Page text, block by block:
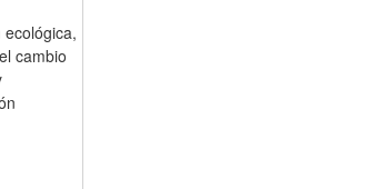
ecológica,
cambio